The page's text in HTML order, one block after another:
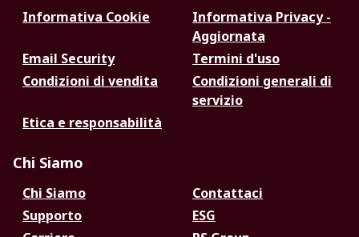
Informativa Cookie
Informativa Privacy -
Aggiornata
Email Security
Termini d'uso
Condizioni di vendita
Condizioni generali di
servizio
Etica e responsabilità
Chi Siamo
Chi Siamo
Contattaci
Supporto
ESG